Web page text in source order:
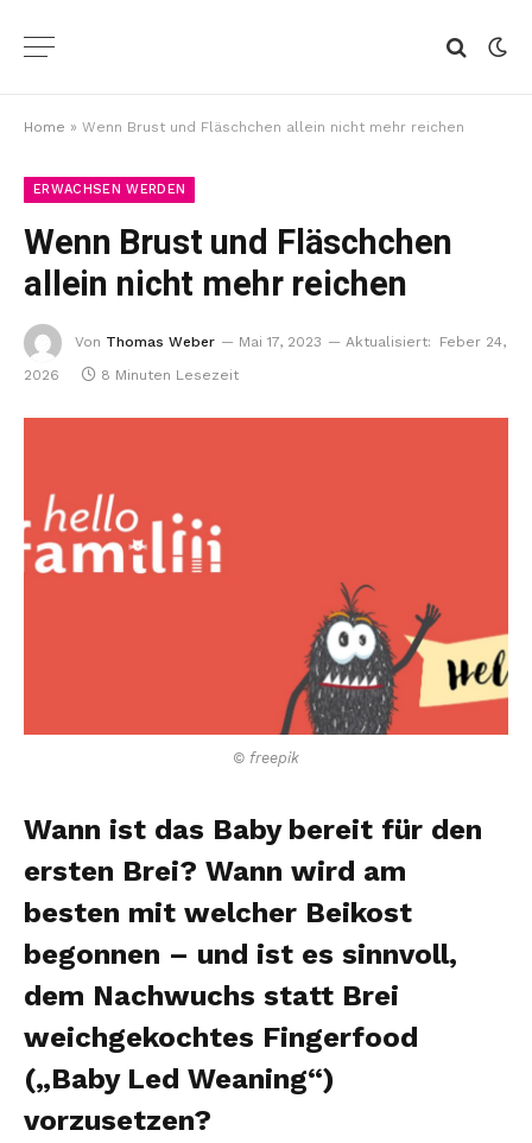
Home » Wenn Brust und Fläschchen allein nicht mehr reichen
ERWACHSEN WERDEN
Wenn Brust und Fläschchen
allein nicht mehr reichen
Von Thomas Weber Mai 17, 2023 Aktualisiert:
Feber 24,
2026
8 Minuten Lesezeit
© freepik
Wann ist das Baby bereit für den
ersten Brei? Wann wird am
besten mit welcher Beikost
begonnen – und ist es sinnvoll,
dem Nachwuchs statt Brei
weichgekochtes Fingerfood
(„Baby Led Weaning“)
vorzusetzen?